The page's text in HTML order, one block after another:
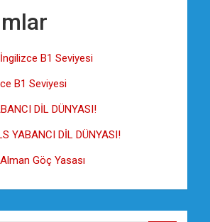
İngilizce B1 Seviyesi
B1 Seviyesi
DİL DÜNYASI!
YABANCI DİL DÜNYASI!
Alman Göç Yasası